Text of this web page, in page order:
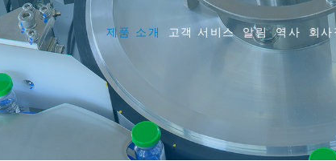
제품 소개 고객 서비스 알림 역사 회사